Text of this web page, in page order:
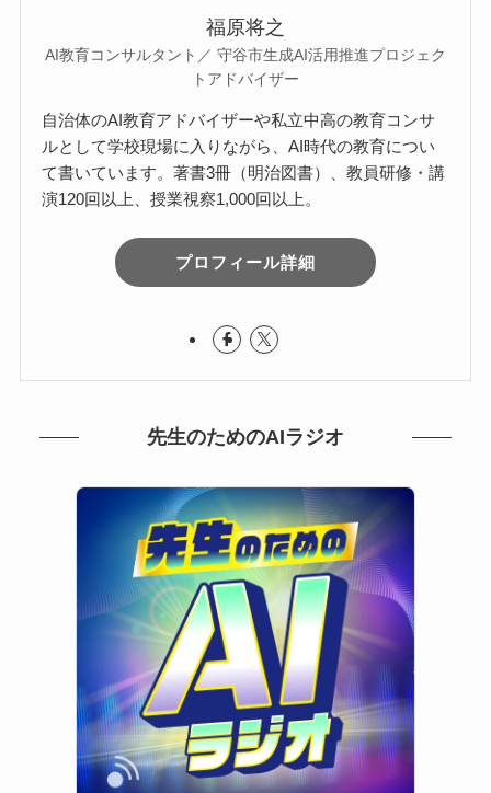
福原将之
AI教育コンサルタント／ 守谷市生成AI活用推進プロジェク
トアドバイザー
自治体のAI教育アドバイザーや私立中高の教育コンサ
ルとして学校現場に入りながら、AI時代の教育につい
て書いています。著書3冊（明治図書）、教員研修・講
演120回以上、授業視察1,000回以上。
プロフィール詳細
先生のためのAIラジオ